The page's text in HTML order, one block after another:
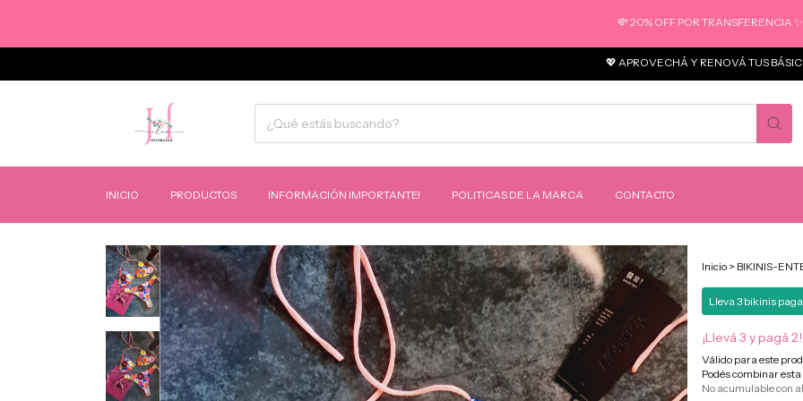
💸 20% OFF POR TRANSFERENCIA ✨ 3
💖 APROVECHÁ Y RENOVÁ TUS BÁSICOS 📦
INICIO PRODUCTOS INFORMACIÓN IMPORTANTE! POLITICAS DE LA MARCA CONTACTO
1/2 Inicio > BIKINIS-
Lleva 3 bikinis
¡Llevá 3 y pagá 2!
Válido para este
Podés combinar
No acumulable con